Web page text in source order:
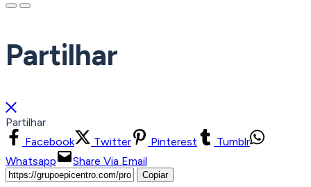
Partilhar
Partilhar
Facebook
Twitter Pinterest
Tumblr
Whatsapp
Share Via Email
Copiar